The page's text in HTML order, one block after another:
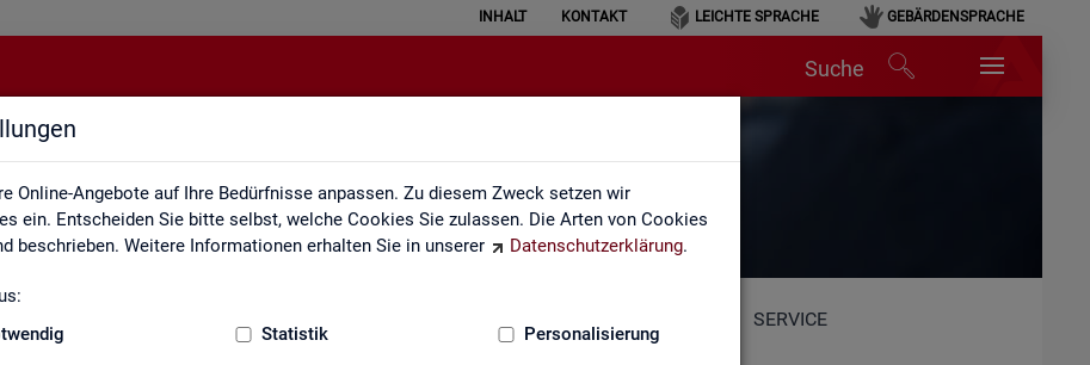
Online-Angebote auf Ihre Bedürfnisse anpassen. Zu diesem Zweck setzen wir
ein. Entscheiden Sie bitte selbst, welche Cookies Sie zulassen. Die Arten von Cookies
beschrieben. Weitere Informationen erhalten Sie in unserer
Datenschutzerklärung.
Statistik Personalisierung
INHALT KONTAKT LEICHTE SPRACHE GEBÄRDENSPRACHE
Suche
Rechtsgrundlagen
SERVICE